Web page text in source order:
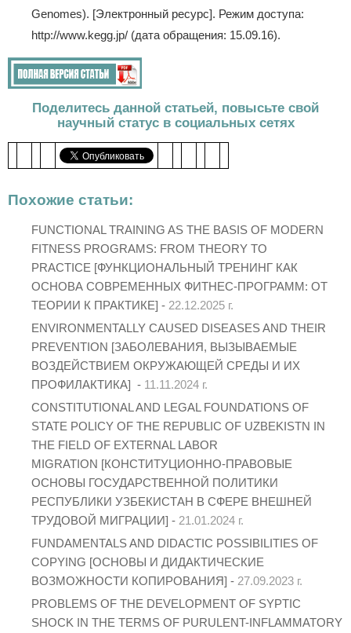
Genomes). [Электронный ресурс]. Режим доступа:
http://www.kegg.jp/ (дата обращения: 15.09.16).
Поделитесь данной статьей, повысьте свой
научный статус в социальных сетях
Похожие статьи:
FUNCTIONAL TRAINING AS THE BASIS OF MODERN
FITNESS PROGRAMS: FROM THEORY TO
PRACTICE [ФУНКЦИОНАЛЬНЫЙ ТРЕНИНГ КАК
ОСНОВА СОВРЕМЕННЫХ ФИТНЕС-ПРОГРАММ: ОТ
ТЕОРИИ К ПРАКТИКЕ] - 22.12.2025 г.
ENVIRONMENTALLY CAUSED DISEASES AND THEIR
PREVENTION [ЗАБОЛЕВАНИЯ, ВЫЗЫВАЕМЫЕ
ВОЗДЕЙСТВИЕМ ОКРУЖАЮЩЕЙ СРЕДЫ И ИХ
ПРОФИЛАКТИКА] - 11.11.2024 г.
CONSTITUTIONAL AND LEGAL FOUNDATIONS OF
STATE POLICY OF THE REPUBLIC OF UZBEKISTN IN
THE FIELD OF EXTERNAL LABOR
MIGRATION [КОНСТИТУЦИОННО-ПРАВОВЫЕ
ОСНОВЫ ГОСУДАРСТВЕННОЙ ПОЛИТИКИ
РЕСПУБЛИКИ УЗБЕКИСТАН В СФЕРЕ ВНЕШНЕЙ
ТРУДОВОЙ МИГРАЦИИ] - 21.01.2024 г.
FUNDAMENTALS AND DIDACTIC POSSIBILITIES OF
COPYING [ОСНОВЫ И ДИДАКТИЧЕСКИЕ
ВОЗМОЖНОСТИ КОПИРОВАНИЯ] - 27.09.2023 г.
PROBLEMS OF THE DEVELOPMENT OF SYPTIC
SHOCK IN THE TERMS OF PURULENT-INFLAMMATORY